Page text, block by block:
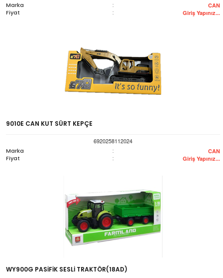
Marka
: CAN
Fiyat : Giriş Yapınız...
9010E CAN KUT SÜRT KEPÇE
6920258112024
Marka
: CAN
Fiyat : Giriş Yapınız...
WY900G PASİFİK SESLİ TRAKTÖR(18AD)